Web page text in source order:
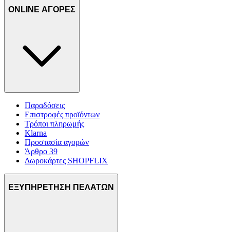
ONLINE ΑΓΟΡΕΣ
Παραδόσεις
Επιστροφές προϊόντων
Τρόποι πληρωμής
Klarna
Προστασία αγορών
Άρθρο 39
Δωροκάρτες SHOPFLIX
ΕΞΥΠΗΡΕΤΗΣΗ ΠΕΛΑΤΩΝ